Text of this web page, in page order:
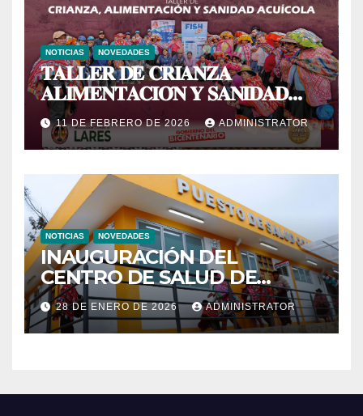
NOTICIAS NOVEDADES
𝐓𝐀𝐋𝐋𝐄𝐑 𝐃𝐄 𝐂𝐑𝐈𝐀𝐍𝐙𝐀
𝐀𝐋𝐈𝐌𝐄𝐍𝐓𝐀𝐂𝐈𝐎́𝐍 𝐘 𝐒𝐀𝐍𝐈𝐃𝐀𝐃
𝐀𝐂𝐔𝐈́𝐂𝐎𝐋𝐀
11 DE FEBRERO DE 2026 ADMINISTRATOR
NOTICIAS NOVEDADES
INAUGURACIÓN DEL
CENTRO DE SALUD DE
PRIMER NIVEL DEL CENTRO
POBLADO DE CCACHIN
28 DE ENERO DE 2026 ADMINISTRATOR